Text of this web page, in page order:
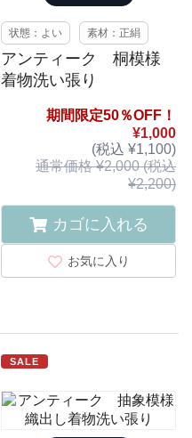
状態：よい 素材：正絹
アンティーク 桐模様
着物洗い張り
期間限定50％OFF！
¥1,000
(税込 ¥1,100)
通常価格 ¥2,000 (税込
¥2,200)
カゴに入れる
お気に入り
SALE